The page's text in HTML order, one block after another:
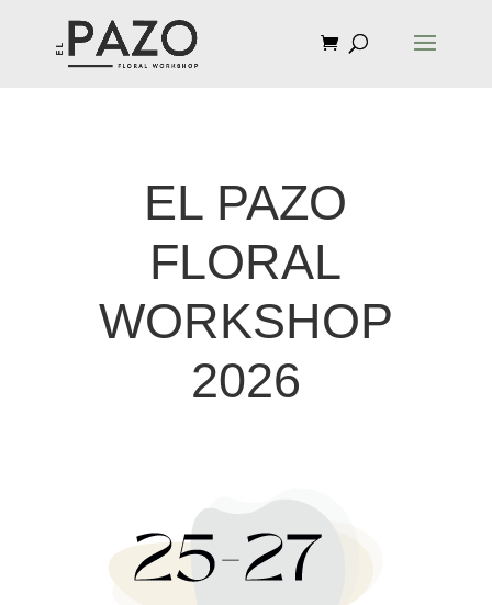
EL PAZO
FLORAL
WORKSHOP
2026